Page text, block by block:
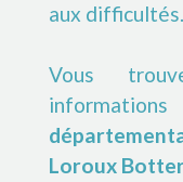
aux difficultés.
Vous
Loroux